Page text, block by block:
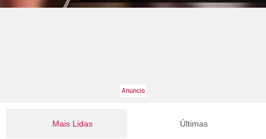
Mais Lidas Últimas